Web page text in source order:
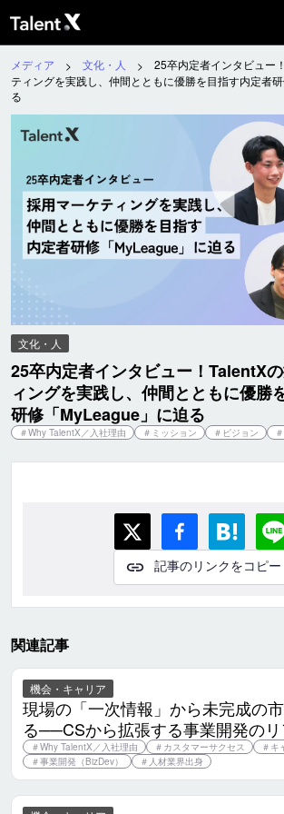
メディア 文化・人
25卒内定者インタビュー
ティングを実践し、仲間とともに優勝を目指す内定者
る
文化・人
25卒内定者インタビュー！TalentX
ィングを実践し、仲間とともに優勝
研修「MyLeague」に迫る
＃Why TalentX／入社理由 ＃ ミッション ＃ ビジョン ＃
記事のリンクをコピー
関連記事
機会・キャリア
現場の「一次情報」から未完成の
る──CSから拡張する事業開発の
＃Why TalentX／入社理由 ＃ カスタマーサクセス ＃ キ
＃事業開発（BizDev） ＃ 人材業界出身
採用トップ
メディア
求人一覧
キャリア登録